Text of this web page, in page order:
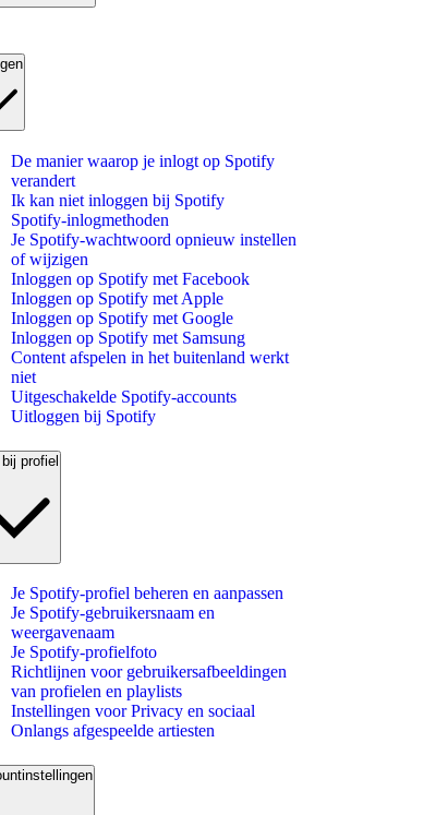
De manier waarop je inlogt op Spotify
verandert
Ik kan niet inloggen bij Spotify
Spotify-inlogmethoden
Je Spotify-wachtwoord opnieuw instellen
of wijzigen
Inloggen op Spotify met Facebook
Inloggen op Spotify met Apple
Inloggen op Spotify met Google
Inloggen op Spotify met Samsung
Content afspelen in het buitenland werkt
niet
Uitgeschakelde Spotify-accounts
Uitloggen bij Spotify
profiel
Je Spotify-profiel beheren en aanpassen
Je Spotify-gebruikersnaam en
weergavenaam
Je Spotify-profielfoto
Richtlijnen voor gebruikersafbeeldingen
van profielen en playlists
Instellingen voor Privacy en sociaal
Onlangs afgespeelde artiesten